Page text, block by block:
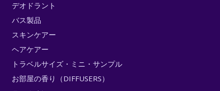
デオドラント
バス製品
スキンケアー
ヘアケアー
トラベルサイズ・ミニ・サンプル
お部屋の香り（DIFFUSERS）